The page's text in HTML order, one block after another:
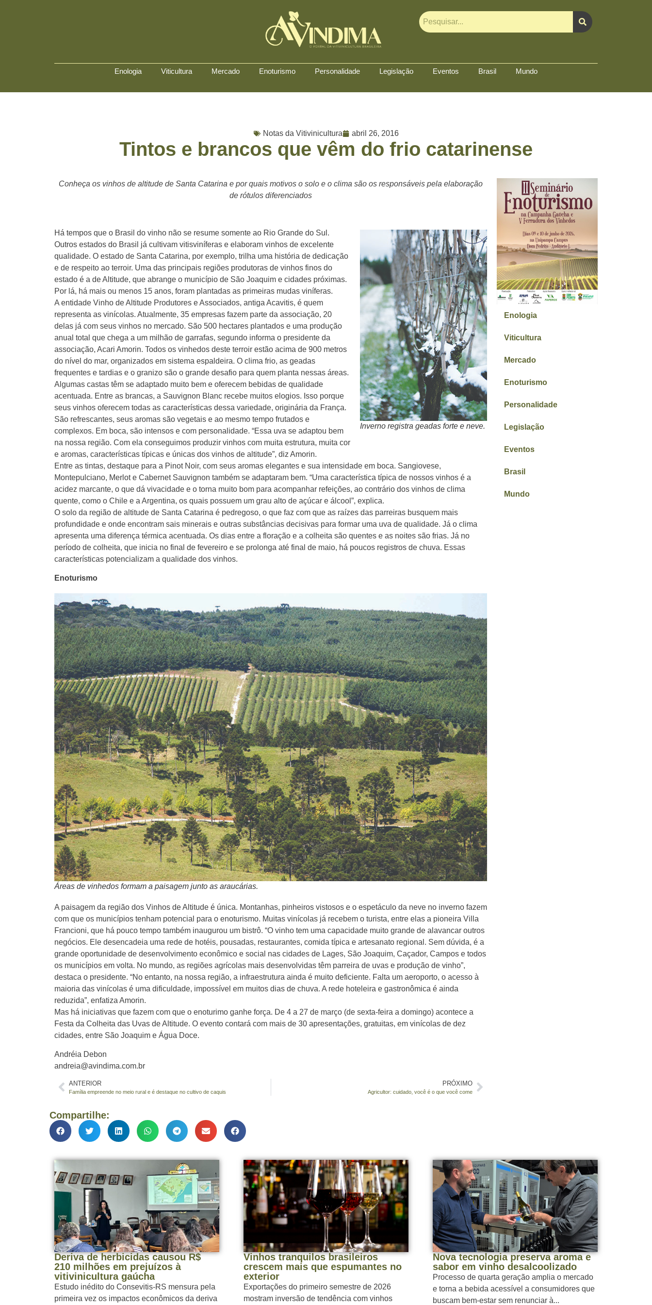
Enologia Viticultura Mercado Enoturismo Personalidade Legislação Eventos Brasil Mundo
Notas da Vitivinicultura abril 26, 2016
Tintos e brancos que vêm do frio catarinense
Conheça os vinhos de altitude de Santa Catarina e por quais motivos o solo e o clima são os responsáveis pela elaboração
de rótulos diferenciados
Inverno registra geadas forte e neve.
Há tempos que o Brasil do vinho não se resume somente ao Rio Grande do Sul.
Outros estados do Brasil já cultivam vitisviníferas e elaboram vinhos de excelente
qualidade. O estado de Santa Catarina, por exemplo, trilha uma história de dedicação
e de respeito ao terroir. Uma das principais regiões produtoras de vinhos finos do
estado é a de Altitude, que abrange o município de São Joaquim e cidades próximas.
Por lá, há mais ou menos 15 anos, foram plantadas as primeiras mudas viníferas.
A entidade Vinho de Altitude Produtores e Associados, antiga Acavitis, é quem
representa as vinícolas. Atualmente, 35 empresas fazem parte da associação, 20
delas já com seus vinhos no mercado. São 500 hectares plantados e uma produção
anual total que chega a um milhão de garrafas, segundo informa o presidente da
associação, Acari Amorin. Todos os vinhedos deste terroir estão acima de 900 metros
do nível do mar, organizados em sistema espaldeira. O clima frio, as geadas
frequentes e tardias e o granizo são o grande desafio para quem planta nessas áreas.
Algumas castas têm se adaptado muito bem e oferecem bebidas de qualidade
acentuada. Entre as brancas, a Sauvignon Blanc recebe muitos elogios. Isso porque
seus vinhos oferecem todas as características dessa variedade, originária da França.
São refrescantes, seus aromas são vegetais e ao mesmo tempo frutados e
complexos. Em boca, são intensos e com personalidade. “Essa uva se adaptou bem
na nossa região. Com ela conseguimos produzir vinhos com muita estrutura, muita cor
e aromas, características típicas e únicas dos vinhos de altitude”, diz Amorin.
Entre as tintas, destaque para a Pinot Noir, com seus aromas elegantes e sua intensidade em boca. Sangiovese,
Montepulciano, Merlot e Cabernet Sauvignon também se adaptaram bem. “Uma característica típica de nossos vinhos é a
acidez marcante, o que dá vivacidade e o torna muito bom para acompanhar refeições, ao contrário dos vinhos de clima
quente, como o Chile e a Argentina, os quais possuem um grau alto de açúcar e álcool”, explica.
O solo da região de altitude de Santa Catarina é pedregoso, o que faz com que as raízes das parreiras busquem mais
profundidade e onde encontram sais minerais e outras substâncias decisivas para formar uma uva de qualidade. Já o clima
apresenta uma diferença térmica acentuada. Os dias entre a floração e a colheita são quentes e as noites são frias. Já no
período de colheita, que inicia no final de fevereiro e se prolonga até final de maio, há poucos registros de chuva. Essas
características potencializam a qualidade dos vinhos.
Enoturismo
Áreas de vinhedos formam a paisagem junto as araucárias.
A paisagem da região dos Vinhos de Altitude é única. Montanhas, pinheiros vistosos e o espetáculo da neve no inverno fazem
com que os municípios tenham potencial para o enoturismo. Muitas vinícolas já recebem o turista, entre elas a pioneira Villa
Francioni, que há pouco tempo também inaugurou um bistrô. “O vinho tem uma capacidade muito grande de alavancar outros
negócios. Ele desencadeia uma rede de hotéis, pousadas, restaurantes, comida típica e artesanato regional. Sem dúvida, é a
grande oportunidade de desenvolvimento econômico e social nas cidades de Lages, São Joaquim, Caçador, Campos e todos
os municípios em volta. No mundo, as regiões agrícolas mais desenvolvidas têm parreira de uvas e produção de vinho”,
destaca o presidente. “No entanto, na nossa região, a infraestrutura ainda é muito deficiente. Falta um aeroporto, o acesso à
maioria das vinícolas é uma dificuldade, impossível em muitos dias de chuva. A rede hoteleira e gastronômica é ainda
reduzida”, enfatiza Amorin.
Mas há iniciativas que fazem com que o enoturimo ganhe força. De 4 a 27 de março (de sexta-feira a domingo) acontece a
Festa da Colheita das Uvas de Altitude. O evento contará com mais de 30 apresentações, gratuitas, em vinícolas de dez
cidades, entre São Joaquim e Água Doce.
Andréia Debon
andreia@avindima.com.br
ANTERIOR
Família empreende no meio rural e é destaque no cultivo de caquis
PRÓXIMO
Agricultor: cuidado, você é o que você come
Enologia
Viticultura
Mercado
Enoturismo
Personalidade
Legislação
Eventos
Brasil
Mundo
Compartilhe:
Deriva de herbicidas causou R$
210 milhões em prejuízos à
vitivinicultura gaúcha
Estudo inédito do Consevitis-RS mensura pela
primeira vez os impactos econômicos da deriva
Vinhos tranquilos brasileiros
crescem mais que espumantes no
exterior
Exportações do primeiro semestre de 2026
mostram inversão de tendência com vinhos
Nova tecnologia preserva aroma e
sabor em vinho desalcoolizado
Processo de quarta geração amplia o mercado
e torna a bebida acessível a consumidores que
buscam bem-estar sem renunciar à...